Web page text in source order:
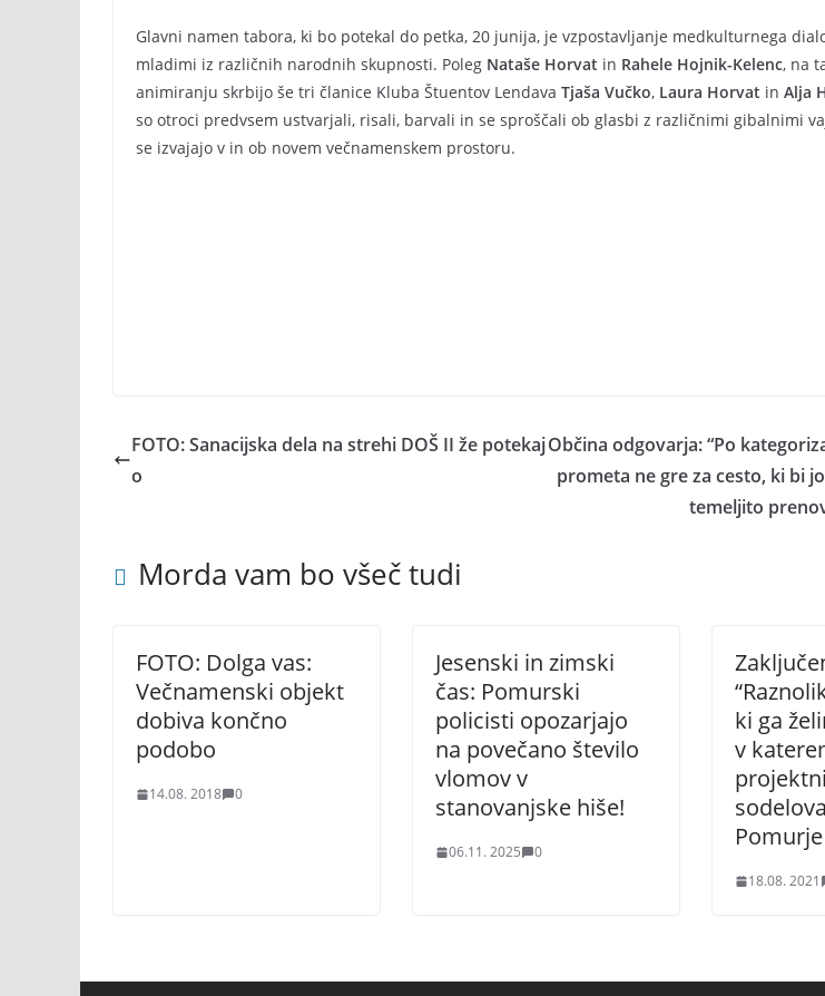
Glavni namen tabora, ki bo potekal do petka, 20 junija, je vzpostavljanje medkulturnega
mladimi iz različnih narodnih skupnosti. Poleg Nataše Horvat in Rahele Hojnik-Kelenc, na
animiranju skrbijo še tri članice Kluba Štuentov Lendava Tjaša Vučko, Laura Horvat in Alja
so otroci predvsem ustvarjali, risali, barvali in se sproščali ob glasbi z različnimi gibalnimi
se izvajajo v in ob novem večnamenskem prostoru.
FOTO: Sanacijska dela na strehi DOŠ II že potekaj
o
Občina odgovarja: “Po
prometa ne gre za cesto, ki bi
temeljito
Morda vam bo všeč tudi
FOTO: Dolga vas:
Večnamenski objekt
dobiva končno
podobo
14.08. 2018 0
Jesenski in zimski
čas: Pomurski
policisti opozarjajo
na povečano število
vlomov v
stanovanjske hiše!
06.11. 2025 0
ki ga
v
18.08. 2021